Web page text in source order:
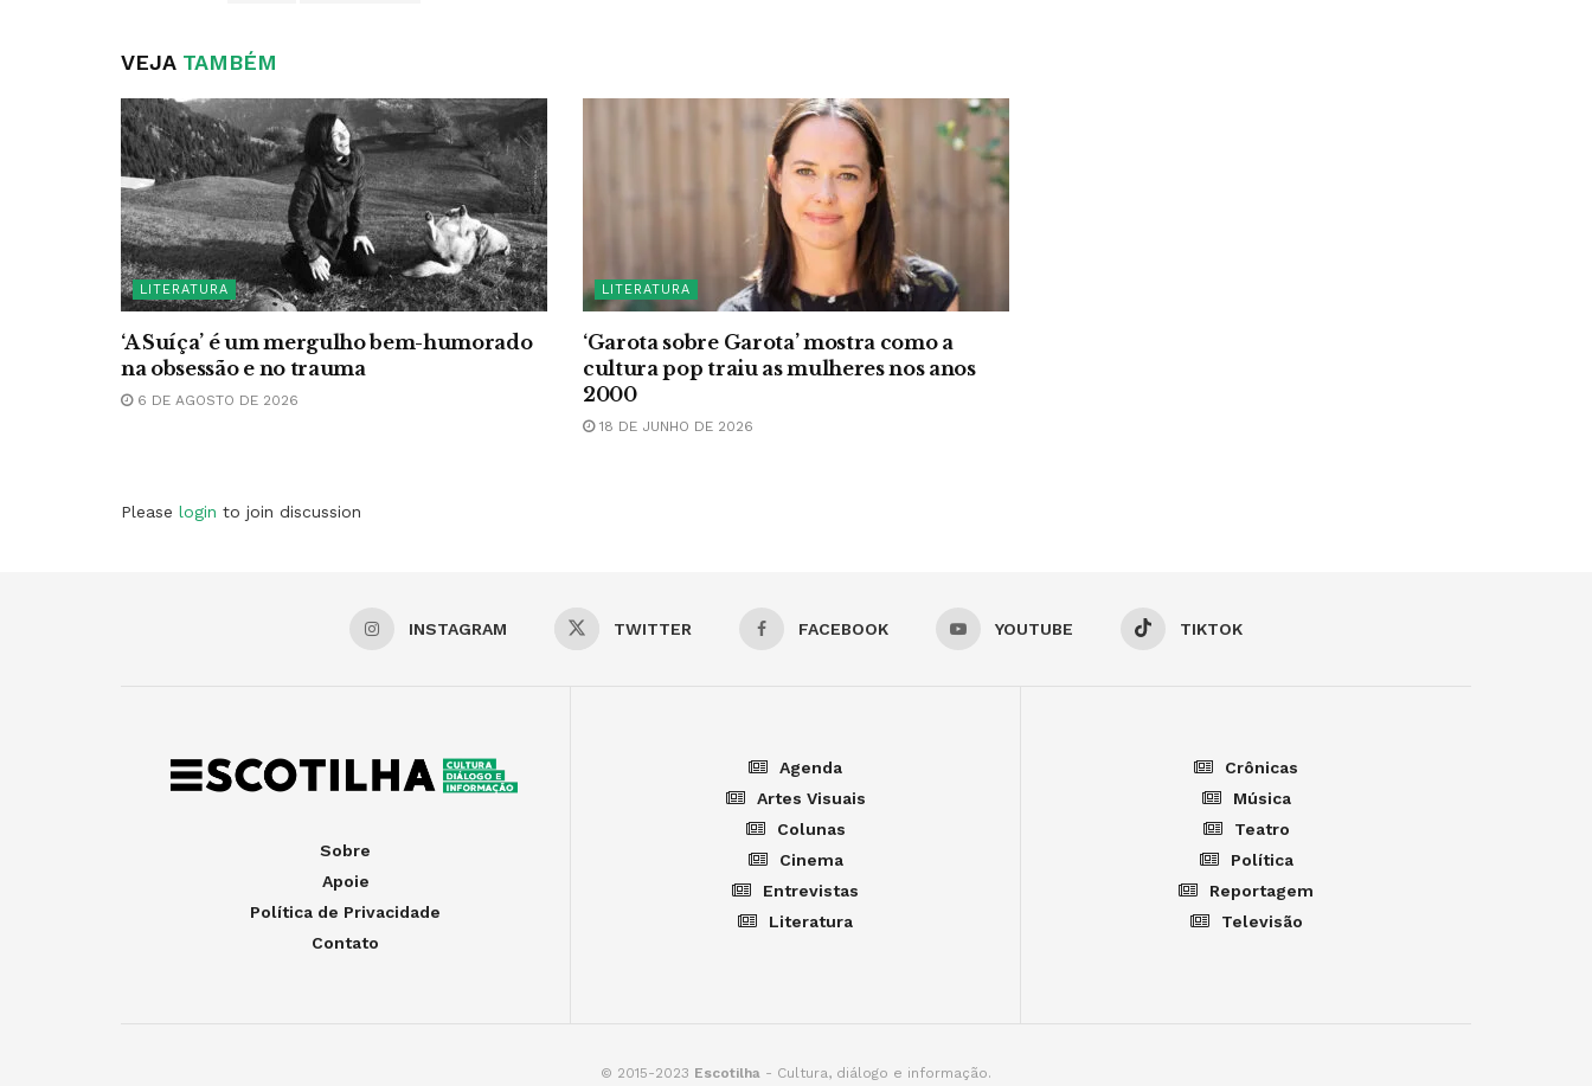
VEJATAMBÉM
LITERATURA
‘A Suíça’ é um mergulho bem-humorado
na obsessão e no trauma
6 DE AGOSTO DE 2026
LITERATURA
‘Garota sobre Garota’ mostra como a
cultura pop traiu as mulheres nos anos
2000
18 DE JUNHO DE 2026
Please login to join discussion
INSTAGRAM TWITTER FACEBOOK YOUTUBE TIKTOK
Sobre
Apoie
Política de Privacidade
Contato
Agenda
Artes Visuais
Colunas
Cinema
Entrevistas
Literatura
Crônicas
Música
Teatro
Política
Reportagem
Televisão
© 2015-2023 Escotilha - Cultura, diálogo e informação.